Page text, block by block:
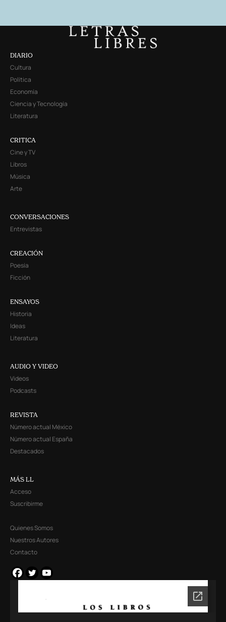
DIARIO
Cultura
Política
Economía
Ciencia y Tecnología
Literatura
CRITICA
Cine y TV
Libros
Música
Arte
CONVERSACIONES
Entrevistas
CREACIÓN
Poesía
Ficción
ENSAYOS
Historia
Ideas
Literatura
AUDIO Y VIDEO
Videos
Podcasts
REVISTA
Número actual México
Número actual España
Destacados
MÁS LL
Acceso
Suscribirme
Quienes Somos
Nuestros Autores
Contacto